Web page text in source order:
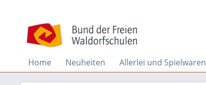
Home Neuheiten Allerlei und Spielwaren